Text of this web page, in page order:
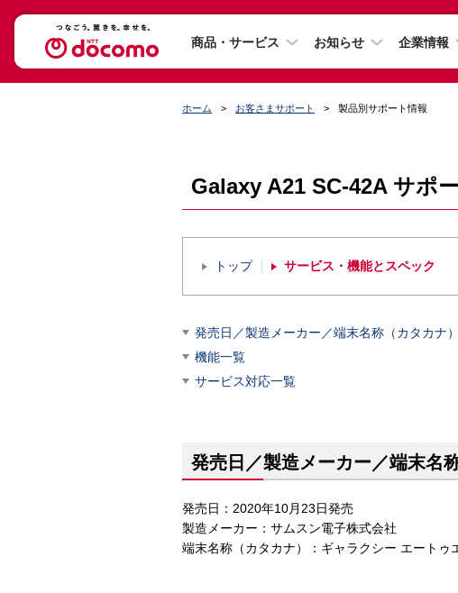
商品・サービス お知らせ 企業情報
ホーム お客さまサポート 製品別サポート情報
Galaxy A21 SC-42A サポ
トップ サービス・機能とスペック
発売日／製造メーカー／端末名称（カタカナ）
機能一覧
サービス対応一覧
発売日／製造メーカー／端末名
発売日：2020年10月23日発売
製造メーカー：サムスン電子株式会社
端末名称（カタカナ）：ギャラクシー エートゥ